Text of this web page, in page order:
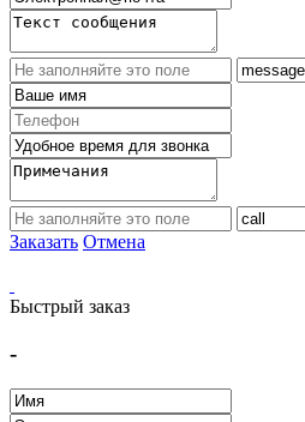
Заказать Отмена
Быстрый заказ
-